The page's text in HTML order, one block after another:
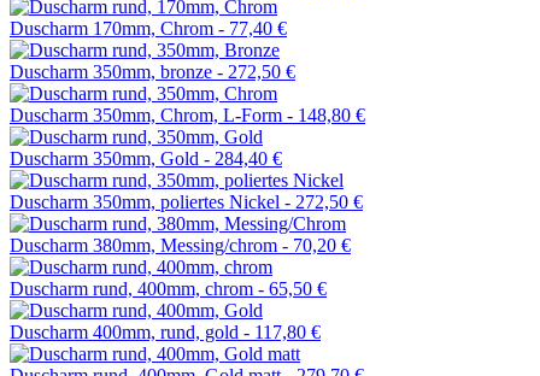
Duscharm 170mm, Chrom - 77,40 €
Duscharm 350mm, bronze - 272,50 €
Duscharm 350mm, Chrom, L-Form - 148,80 €
Duscharm 350mm, Gold - 284,40 €
Duscharm 350mm, poliertes Nickel - 272,50 €
Duscharm 380mm, Messing/chrom - 70,20 €
Duscharm rund, 400mm, chrom - 65,50 €
Duscharm 400mm, rund, gold - 117,80 €